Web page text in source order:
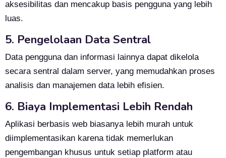
aksesibilitas dan mencakup basis pengguna yang lebih
luas.
5. Pengelolaan Data Sentral
Data pengguna dan informasi lainnya dapat dikelola
secara sentral dalam server, yang memudahkan proses
analisis dan manajemen data lebih efisien.
6. Biaya Implementasi Lebih Rendah
Aplikasi berbasis web biasanya lebih murah untuk
diimplementasikan karena tidak memerlukan
pengembangan khusus untuk setiap platform atau